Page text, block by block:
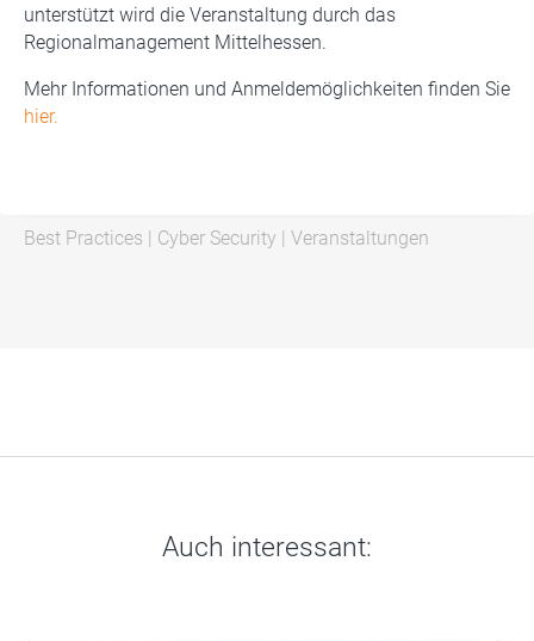
unterstützt wird die Veranstaltung durch das
Regionalmanagement Mittelhessen.
Mehr Informationen und Anmeldemöglichkeiten finden Sie
hier.
Best Practices | Cyber Security | Veranstaltungen
Auch interessant: